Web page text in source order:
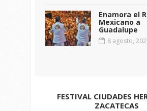
Enamora el
Mexicano a
Guadalupe
8 agosto,
FESTIVAL CIUDADES
ZACATECAS